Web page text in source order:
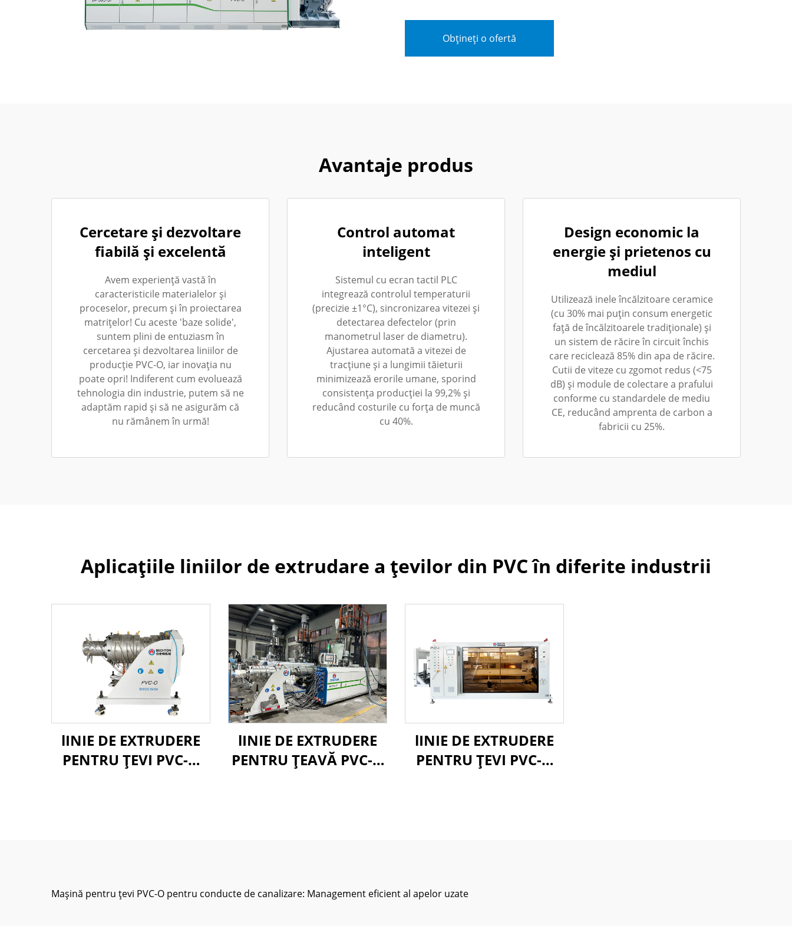
Obțineți o ofertă
Avantaje produs
Cercetare și dezvoltare
fiabilă și excelentă
Avem experiență vastă în
caracteristicile materialelor și
proceselor, precum și în proiectarea
matrițelor! Cu aceste 'baze solide',
suntem plini de entuziasm în
cercetarea și dezvoltarea liniilor de
producție PVC-O, iar inovația nu
poate opri! Indiferent cum evoluează
tehnologia din industrie, putem să ne
adaptăm rapid și să ne asigurăm că
nu rămânem în urmă!
Control automat
inteligent
Sistemul cu ecran tactil PLC
integrează controlul temperaturii
(precizie ±1°C), sincronizarea vitezei și
detectarea defectelor (prin
manometrul laser de diametru).
Ajustarea automată a vitezei de
tracțiune și a lungimii tăieturii
minimizează erorile umane, sporind
consistența producției la 99,2% și
reducând costurile cu forța de muncă
cu 40%.
Design economic la
energie și prietenos cu
mediul
Utilizează inele încălzitoare ceramice
(cu 30% mai puțin consum energetic
față de încălzitoarele tradiționale) și
un sistem de răcire în circuit închis
care reciclează 85% din apa de răcire.
Cutii de viteze cu zgomot redus (<75
dB) și module de colectare a prafului
conforme cu standardele de mediu
CE, reducând amprenta de carbon a
fabricii cu 25%.
Aplicațiile liniilor de extrudare a țevilor din PVC în diferite industrii
lINIE DE EXTRUDERE
PENTRU ȚEVI PVC-O
lINIE DE EXTRUDERE
PENTRU ȚEAVĂ PVC-O
lINIE DE EXTRUDERE
PENTRU ŢEVI PVC-O
Mașină pentru țevi PVC-O pentru conducte de canalizare: Management eficient al apelor uzate